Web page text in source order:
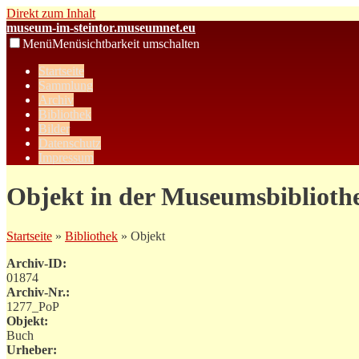
Direkt zum Inhalt
museum-im-steintor.museumnet.eu
MenüMenüsichtbarkeit umschalten
Startseite
Sammlung
Archiv
Bibliothek
Bilder
Datenschutz
Impressum
Objekt in der
Startseite » Bibliothek » Objekt
Archiv-ID:
01874
Archiv-Nr.:
1277_PoP
Objekt:
Buch
Urheber: